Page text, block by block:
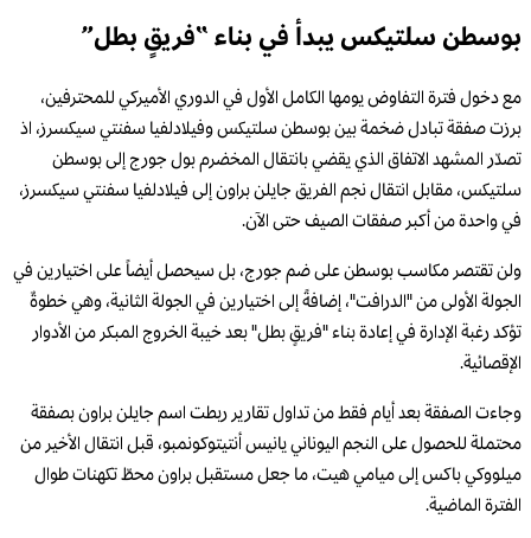
بوسطن سلتيكس يبدأ في بناء “فريقٍ بطل”
مع دخول فترة التفاوض يومها الكامل الأول في الدوري الأميركي للمحترفين،
برزت صفقة تبادل ضخمة بين بوسطن سلتيكس وفيلادلفيا سفنتي سيكسرز، اذ
تصدّر المشهد الاتفاق الذي يقضي بانتقال المخضرم بول جورج إلى بوسطن
سلتيكس، مقابل انتقال نجم الفريق جايلن براون إلى فيلادلفيا سفنتي سيكسرز،
في واحدة من أكبر صفقات الصيف حتى الآن.
ولن تقتصر مكاسب بوسطن على ضم جورج، بل سيحصل أيضاً على اختيارين في
الجولة الأولى من "الدرافت"، إضافةً إلى اختيارين في الجولة الثانية، وهي خطوةٌ
تؤكد رغبة الإدارة في إعادة بناء "فريقٍ بطل" بعد خيبة الخروج المبكر من الأدوار
الإقصائية.
وجاءت الصفقة بعد أيام فقط من تداول تقارير ربطت اسم جايلن براون بصفقة
محتملة للحصول على النجم اليوناني يانيس أنتيتوكونمبو، قبل انتقال الأخير من
ميلووكي باكس إلى ميامي هيت، ما جعل مستقبل براون محطّ تكهنات طوال
الفترة الماضية.